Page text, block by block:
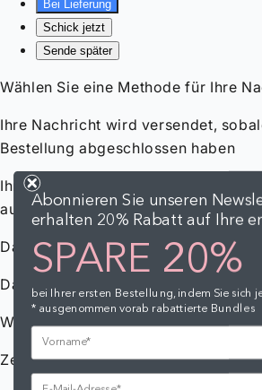
Abonnieren Sie unseren
erhalten 20% Rabatt auf Ihre
SPARE 20%
bei Ihrer ersten Bestellung, indem Sie sich
* ausgenommen vorab rabattierte Bundles